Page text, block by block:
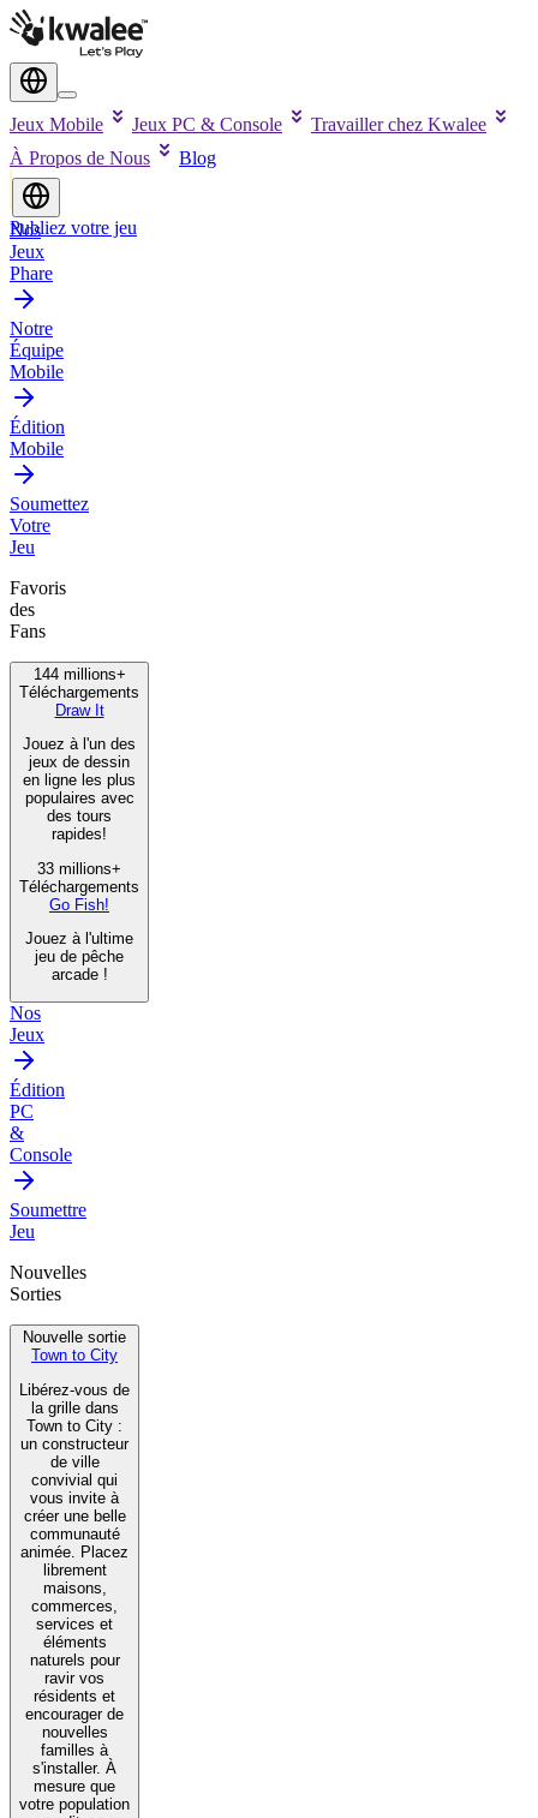
Jeux Mobile Jeux PC & Console
Travailler chez Kwalee
À Propos de Nous
Blog
Publiez votre jeu
Nos
Jeux
Phare
Notre
Équipe
Mobile
Édition
Mobile
Soumettez
Votre
Jeu
Favoris
des
Fans
144 millions+
Téléchargements
Draw It
Jouez à l'un des
jeux de dessin
en ligne les plus
populaires avec
des tours
rapides!
33 millions+
Téléchargements
Go Fish!
Jouez à l'ultime
jeu de pêche
arcade !
Nos
Jeux
Édition
PC
&
Console
Soumettre
Jeu
Nouvelles
Sorties
Nouvelle sortie
Town to City
Libérez-vous de
la grille dans
Town to City :
un constructeur
de ville
convivial qui
vous invite à
créer une belle
communauté
animée. Placez
librement
maisons,
commerces,
services et
éléments
naturels pour
ravir vos
résidents et
encourager de
nouvelles
familles à
s'installer. À
mesure que
votre population